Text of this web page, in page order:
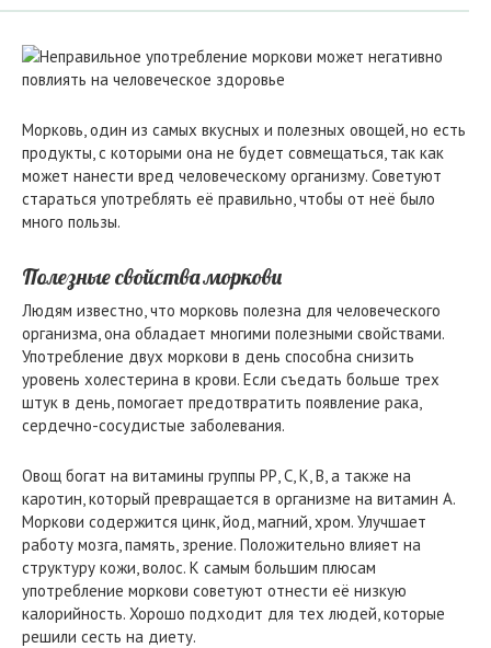
Морковь, один из самых вкусных и полезных овощей, но есть
продукты, с которыми она не будет совмещаться, так как
может нанести вред человеческому организму. Советуют
стараться употреблять её правильно, чтобы от неё было
много пользы.
Полезные свойства моркови
Людям известно, что морковь полезна для человеческого
организма, она обладает многими полезными свойствами.
Употребление двух моркови в день способна снизить
уровень холестерина в крови. Если съедать больше трех
штук в день, помогает предотвратить появление рака,
сердечно-сосудистые заболевания.
Овощ богат на витамины группы РР, С, К, В, а также на
каротин, который превращается в организме на витамин А.
Моркови содержится цинк, йод, магний, хром. Улучшает
работу мозга, память, зрение. Положительно влияет на
структуру кожи, волос. К самым большим плюсам
употребление моркови советуют отнести её низкую
калорийность. Хорошо подходит для тех людей, которые
решили сесть на диету.